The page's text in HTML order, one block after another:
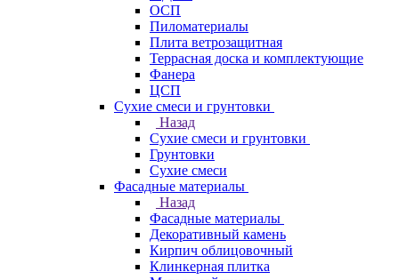
ОСП
Пиломатериалы
Плита ветрозащитная
Террасная доска и комплектующие
Фанера
ЦСП
Сухие смеси и грунтовки
Назад
Сухие смеси и грунтовки
Грунтовки
Сухие смеси
Фасадные материалы
Назад
Фасадные материалы
Декоративный камень
Кирпич облицовочный
Клинкерная плитка